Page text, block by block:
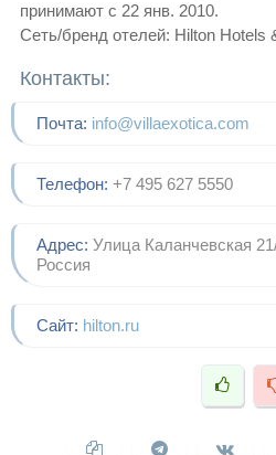
принимают с 22 янв. 2010.
Сеть/бренд отелей: Hilton Hotels
Контакты:
Почта: info@villaexotica.com
Телефон: +7 495 627 5550
Адрес: Улица Каланчевская
Россия
Сайт: hilton.ru